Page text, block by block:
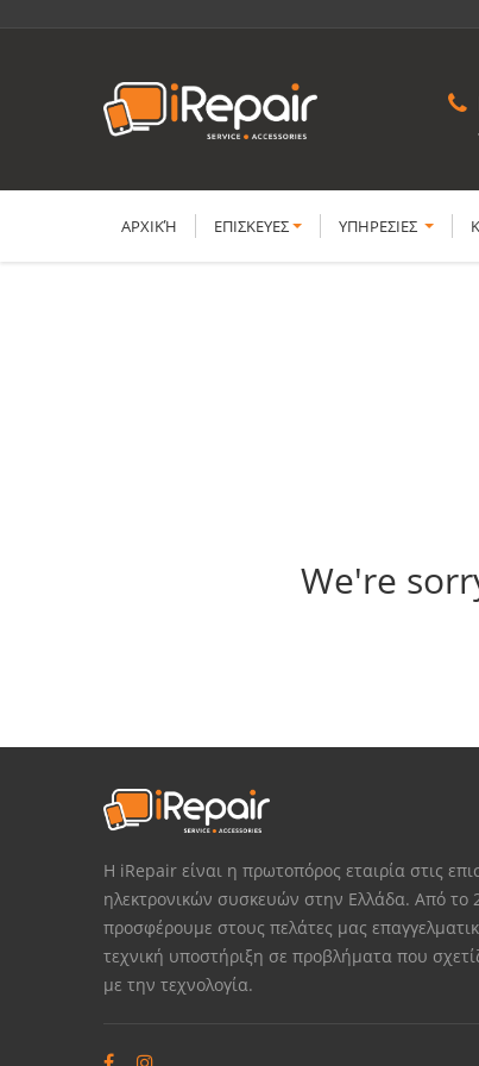
ΑΡΧΙΚΉ ΕΠΙΣΚΕΥΕΣ YΠΗΡΕΣΙΕΣ
We're
Η iRepair είναι η πρωτοπόρος εταιρία στις
ηλεκτρονικών συσκευών στην Ελλάδα. Από το
προσφέρουμε στους πελάτες μας
τεχνική υποστήριξη σε προβλήματα που
με την τεχνολογία.